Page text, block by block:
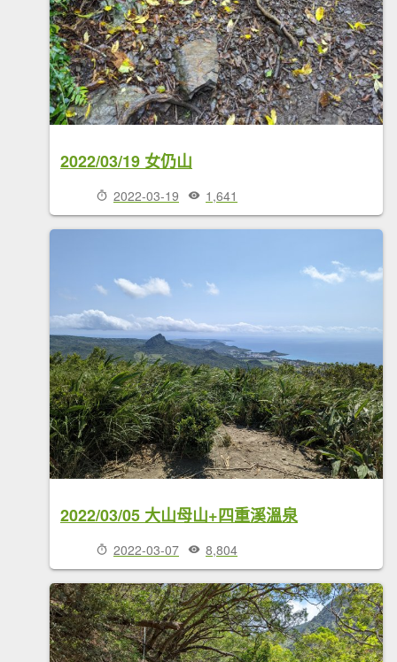
2022/03/19 女仍山
2022-03-19 1,641
2022/03/05 大山母山+四重溪溫泉
2022-03-07 8,804